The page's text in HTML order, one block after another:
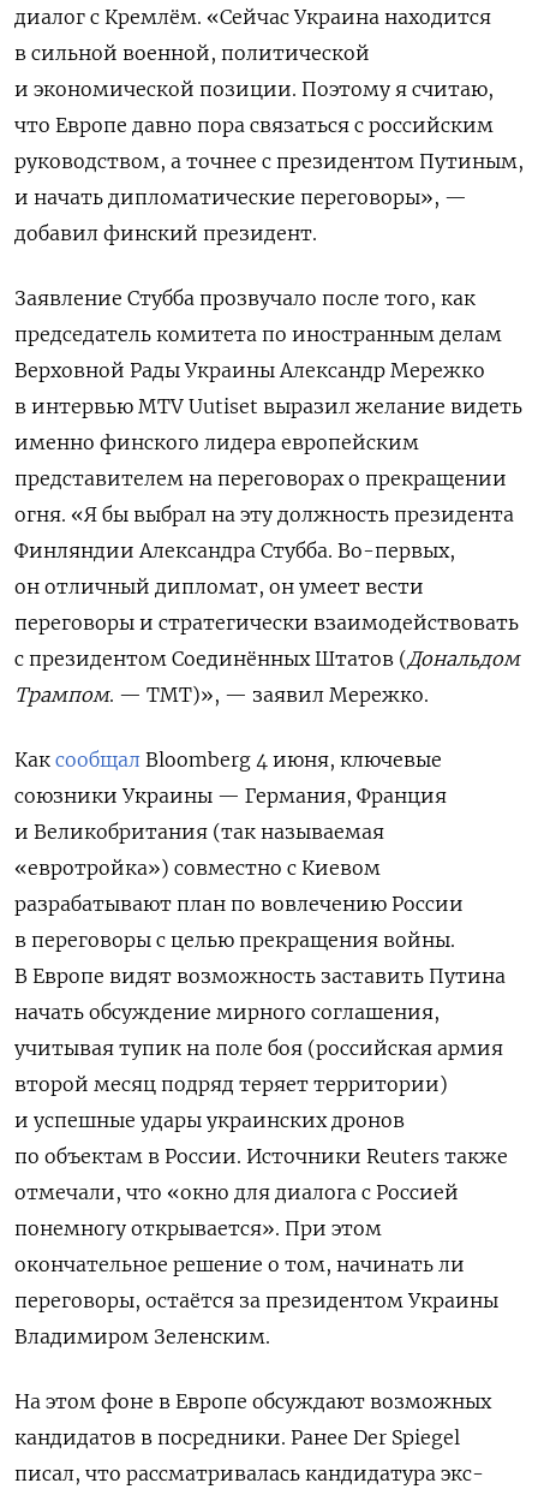
диалог с Кремлём. «Сейчас Украина находится
в сильной военной, политической
и экономической позиции. Поэтому я считаю,
что Европе давно пора связаться с российским
руководством, а точнее с президентом Путиным,
и начать дипломатические переговоры», —
добавил финский президент.
Заявление Стубба прозвучало после того, как
председатель комитета по иностранным делам
Верховной Рады Украины Александр Мережко
в интервью MTV Uutiset выразил желание видеть
именно финского лидера европейским
представителем на переговорах о прекращении
огня. «Я бы выбрал на эту должность президента
Финляндии Александра Стубба. Во-первых,
он отличный дипломат, он умеет вести
переговоры и стратегически взаимодействовать
с президентом Соединённых Штатов (Дональдом
Трампом. — ТМТ)», — заявил Мережко.
Как сообщал Bloomberg 4 июня, ключевые
союзники Украины — Германия, Франция
и Великобритания (так называемая
«евротройка») совместно с Киевом
разрабатывают план по вовлечению России
в переговоры с целью прекращения войны.
В Европе видят возможность заставить Путина
начать обсуждение мирного соглашения,
учитывая тупик на поле боя (российская армия
второй месяц подряд теряет территории)
и успешные удары украинских дронов
по объектам в России. Источники Reuters также
отмечали, что «окно для диалога с Россией
понемногу открывается». При этом
окончательное решение о том, начинать ли
переговоры, остаётся за президентом Украины
Владимиром Зеленским.
На этом фоне в Европе обсуждают возможных
кандидатов в посредники. Ранее Der Spiegel
писал, что рассматривалась кандидатура экс-